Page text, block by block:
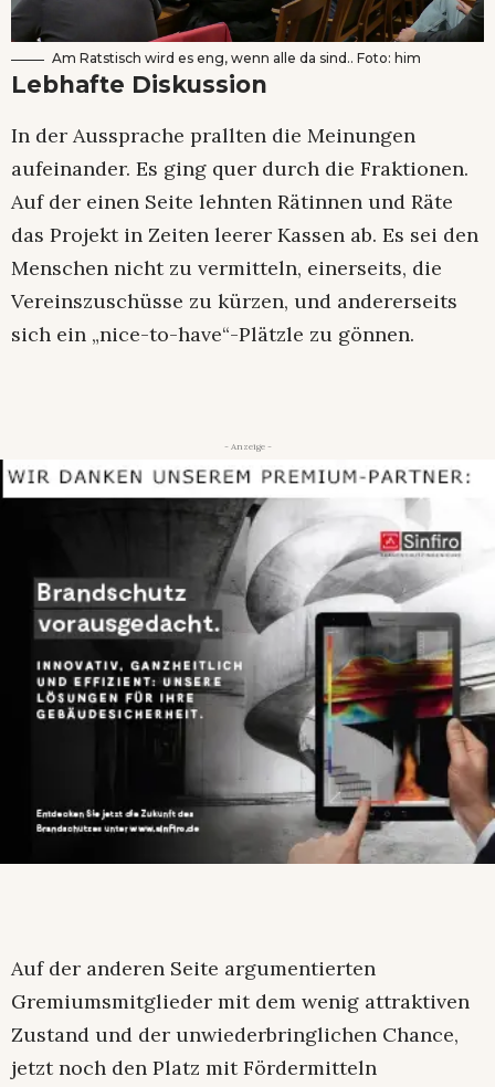
Am Ratstisch wird es eng, wenn alle da sind.. Foto: him
Lebhafte Diskussion
In der Aussprache prallten die Meinungen
aufeinander. Es ging quer durch die Fraktionen.
Auf der einen Seite lehnten Rätinnen und Räte
das Projekt in Zeiten leerer Kassen ab. Es sei den
Menschen nicht zu vermitteln, einerseits, die
Vereinszuschüsse zu kürzen, und andererseits
sich ein „nice-to-have“-Plätzle zu gönnen.
- Anzeige -
Auf der anderen Seite argumentierten
Gremiumsmitglieder mit dem wenig attraktiven
Zustand und der unwiederbringlichen Chance,
jetzt noch den Platz mit Fördermitteln